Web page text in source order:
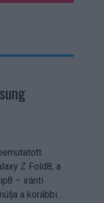
Z Fold8, a
– iránti
a korábbi...